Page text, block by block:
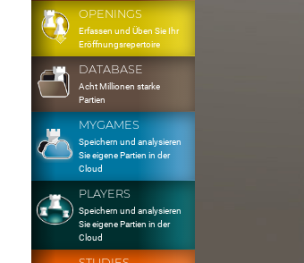
OPENINGS
Erfassen und Üben Sie Ihr
Eröffnungsrepertoire
DATABASE
Acht Millionen starke
Partien
MYGAMES
Speichern und analysieren
Sie eigene Partien in der
Cloud
PLAYERS
Speichern und analysieren
Sie eigene Partien in der
Cloud